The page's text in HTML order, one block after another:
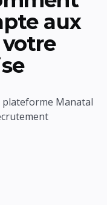
aux
plateforme Manatal